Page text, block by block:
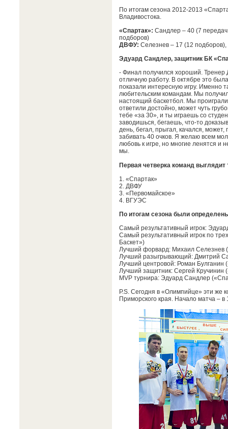
По итогам сезона 2012-2013
Владивостока.
«Спартак»: Сандлер – 40 (7
подборов)
ДВФУ: Селезнев – 17 (12
Эдуард Сандлер, защитник БК
- Финал получился хороший.
отличную работу. В октябре это
показали интересную игру. Именно
любительским командам. Мы
настоящий баскетбол. Мы
ответили достойно, может чуть
тебе «за 30», и ты играешь со
заводишься, бегаешь, что-то
день, бегал, прыгал, качался, может,
забивать 40 очков. Я желаю всем
любовь к игре, но многие ленятся и
мы.
Первая четверка команд выглядит
1. «Спартак»
2. ДВФУ
3. «Первомайское»
4. ВГУЭС
По итогам сезона были
Самый результативный игрок:
Самый результативный игрок по
Баскет»)
Лучший форвард: Михаил Селезнев
Лучший разыгрывающий: Дмитрий
Лучший центровой: Роман Булганин
Лучший защитник: Сергей Кручинин
MVP турнира: Эдуард Сандлер
P.S. Сегодня в «Олимпийце» эти же
Приморского края. Начало матча – в